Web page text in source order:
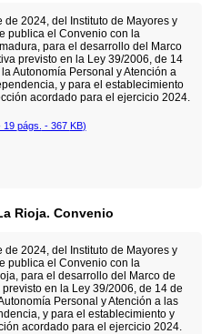
2024, del Instituto de Mayores y
publica el Convenio con la
para el desarrollo del Marco
previsto en la Ley 39/2006, de 14
Autonomía Personal y Atención a
y para el establecimiento
acordado para el ejercicio 2024.
19 págs. - 367 KB)
Rioja. Convenio
2024, del Instituto de Mayores y
publica el Convenio con la
para el desarrollo del Marco de
en la Ley 39/2006, de 14 de
Personal y Atención a las
y para el establecimiento y
acordado para el ejercicio 2024.